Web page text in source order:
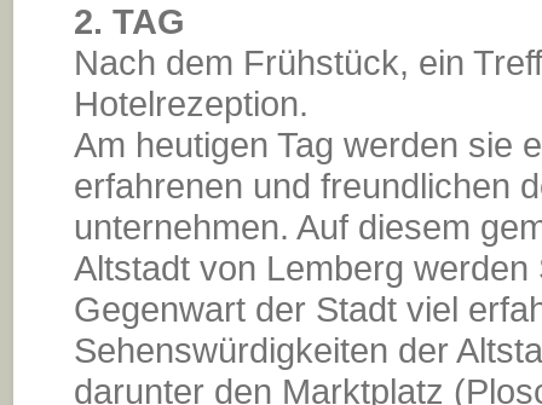
2. TAG
Nach dem Frühstück, ein
Hotelrezeption.
Am heutigen Tag werden sie
erfahrenen und freundlichen
unternehmen. Auf diesem
Altstadt von Lemberg
Gegenwart der Stadt viel
Sehenswürdigkeiten der
darunter den Marktplatz